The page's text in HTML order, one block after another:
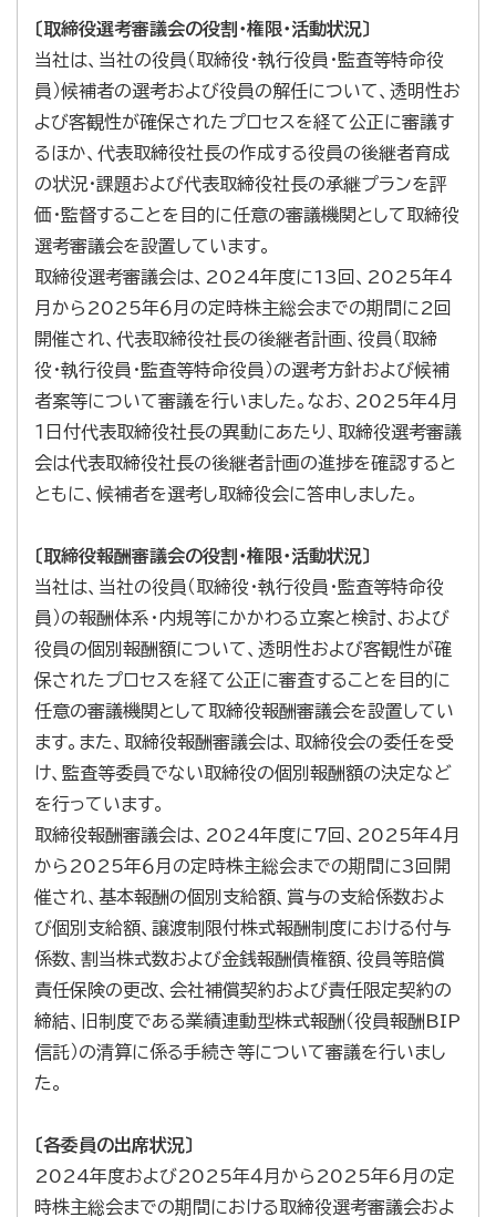
〔取締役選考審議会の役割・権限・活動状況〕
当社は、当社の役員（取締役・執行役員・監査等特命役
員）候補者の選考および役員の解任について、透明性お
よび客観性が確保されたプロセスを経て公正に審議す
るほか、代表取締役社長の作成する役員の後継者育成
の状況・課題および代表取締役社長の承継プランを評
価・監督することを目的に任意の審議機関として取締役
選考審議会を設置しています。
取締役選考審議会は、2024年度に13回、2025年４
月から2025年６月の定時株主総会までの期間に2回
開催され、代表取締役社長の後継者計画、役員（取締
役・執行役員・監査等特命役員）の選考方針および候補
者案等について審議を行いました。なお、2025年４月
１日付代表取締役社長の異動にあたり、取締役選考審議
会は代表取締役社長の後継者計画の進捗を確認すると
ともに、候補者を選考し取締役会に答申しました。
〔取締役報酬審議会の役割・権限・活動状況〕
当社は、当社の役員（取締役・執行役員・監査等特命役
員）の報酬体系・内規等にかかわる立案と検討、および
役員の個別報酬額について、透明性および客観性が確
保されたプロセスを経て公正に審査することを目的に
任意の審議機関として取締役報酬審議会を設置してい
ます。また、取締役報酬審議会は、取締役会の委任を受
け、監査等委員でない取締役の個別報酬額の決定など
を行っています。
取締役報酬審議会は、2024年度に7回、2025年４月
から2025年６月の定時株主総会までの期間に3回開
催され、基本報酬の個別支給額、賞与の支給係数およ
び個別支給額、譲渡制限付株式報酬制度における付与
係数、割当株式数および金銭報酬債権額、役員等賠償
責任保険の更改、会社補償契約および責任限定契約の
締結、旧制度である業績連動型株式報酬（役員報酬BIP
信託）の清算に係る手続き等について審議を行いまし
た。
〔各委員の出席状況〕
2024年度および2025年４月から2025年6月の定
時株主総会までの期間における取締役選考審議会およ